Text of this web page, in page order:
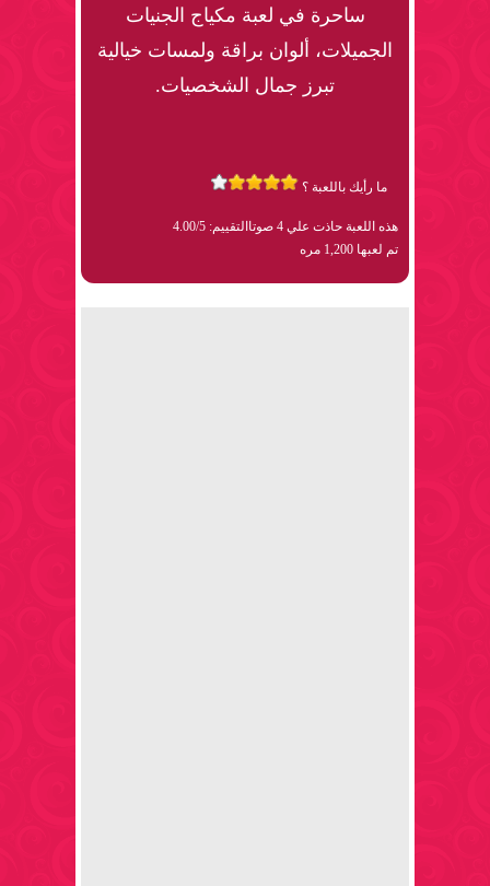
ساحرة في لعبة مكياج الجنيات
الجميلات، ألوان براقة ولمسات خيالية
تبرز جمال الشخصيات.
ما رأيك باللعبة ؟
هذه اللعبة حاذت علي 4 صوتا
التقييم: 4.00/5
تم لعبها 1,200 مره